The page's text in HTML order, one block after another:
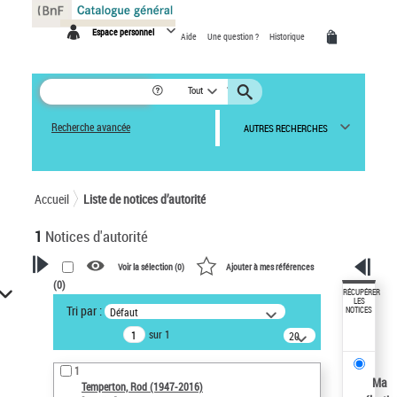
Espace personnel Aide Une question ? Historique
Tout
Recherche avancée AUTRES RECHERCHES
Accueil Liste de notices d’autorité
1 Notices d'autorité
VOTRE RECHERCHE
Recherche avancée dans les
notices d’autorité
Œuvres liées à l'auteur :
Temperton, Rod (1947-2016)
Voir la sélection (0) Ajouter à mes références
(0)
Tri par : Défaut
sur 1
20
résultats/page
1
Temperton, Rod (1947-2016)
RÉCUPÉRER
LES
NOTICES
Ma
Panneau de gestion des cookies